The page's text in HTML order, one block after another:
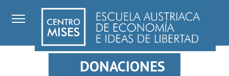
DONACIONES